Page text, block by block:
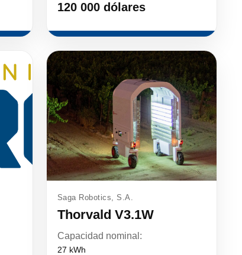
120 000 dólares
Saga Robotics, S.A.
Thorvald V3.1W
Capacidad nominal:
27 kWh